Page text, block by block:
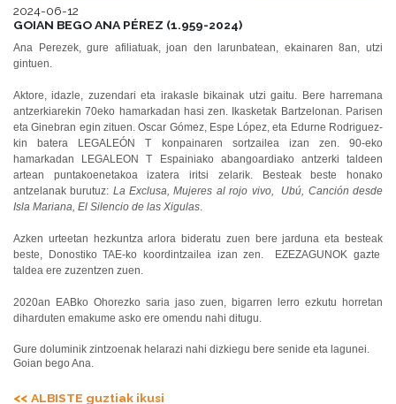
2024-06-12
GOIAN BEGO ANA PÉREZ (1.959-2024)
Ana Perezek, gure afiliatuak, joan den larunbatean, ekainaren 8an, utzi
gintuen.
Aktore, idazle, zuzendari eta irakasle bikainak utzi gaitu. Bere harremana
antzerkiarekin 70eko hamarkadan hasi zen. Ikasketak Bartzelonan. Parisen
eta Ginebran egin zituen. Oscar Gómez, Espe López, eta Edurne Rodriguez-
kin batera LEGALEÓN T konpainaren sortzailea izan zen. 90-eko
hamarkadan LEGALEON T Espainiako abangoardiako antzerki taldeen
artean puntakoenetakoa izatera iritsi zelarik. Besteak beste honako
antzelanak burutuz: La Exclusa, Mujeres al rojo vivo, Ubú, Canción desde
Isla Mariana, El Silencio de las Xigulas
Azken urteetan hezkuntza arlora bideratu zuen bere jarduna eta besteak
beste, Donostiko TAE-ko koordintzailea izan zen. EZEZAGUNOK gazte
taldea ere zuzentzen zuen.
2020an EABko Ohorezko saria jaso zuen, bigarren lerro ezkutu horretan
diharduten emakume asko ere omendu nahi ditugu.
Gure doluminik zintzoenak helarazi nahi dizkiegu bere senide eta lagunei.
Goian bego Ana.
ALBISTE guztiak ikusi